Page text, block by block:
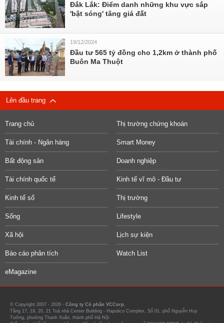
Đắk Lắk: Điểm danh những khu vực sắp
'bật sóng' tăng giá đất
19/12/2024
Đầu tư 565 tỷ đồng cho 1,2km ở thành phố
Buôn Ma Thuột
Lên đầu trang
Trang chủ Thị trường chứng khoán
Tài chính - Ngân hàng Smart Money
Bất động sản Doanh nghiệp
Tài chính quốc tế Kinh tế vĩ mô - Đầu tư
Kinh tế số Thị trường
Sống Lifestyle
Xã hội Lịch sự kiện
Báo cáo phân tích Watch List
eMagazine
© Copyright 2007 - 2026 - Công ty Cổ phần VCCorp.
Tầng 17, 19, 20, 21 Toà nhà Center Building - Hapulico Complex, Số 01, phố Nguyễn Huy
Tưởng, phường Thanh Xuân, thành phố Hà Nội